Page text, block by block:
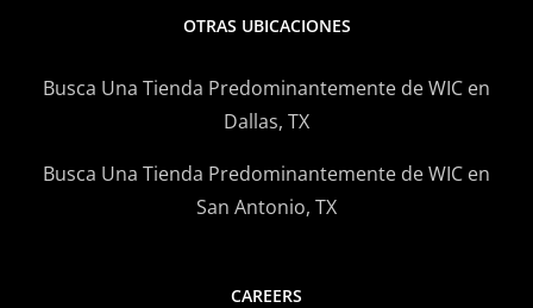
OTRAS UBICACIONES
Busca Una Tienda Predominantemente de WIC en
Dallas, TX
Busca Una Tienda Predominantemente de WIC en
San Antonio, TX
CAREERS